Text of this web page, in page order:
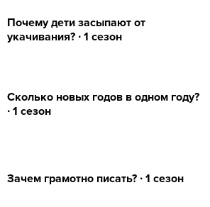
Почему дети засыпают от
укачивания? ∙ 1 сезон
Сколько новых годов в одном году?
∙ 1 сезон
Зачем грамотно писать? ∙ 1 сезон